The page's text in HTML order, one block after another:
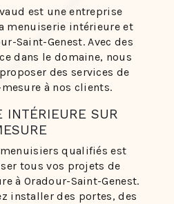
est une entreprise
menuiserie intérieure et
Saint-Genest. Avec des
dans le domaine, nous
des services de
à nos clients.
INTÉRIEURE SUR
qualifiés est
tous vos projets de
à Oradour-Saint-Genest.
installer des portes, des